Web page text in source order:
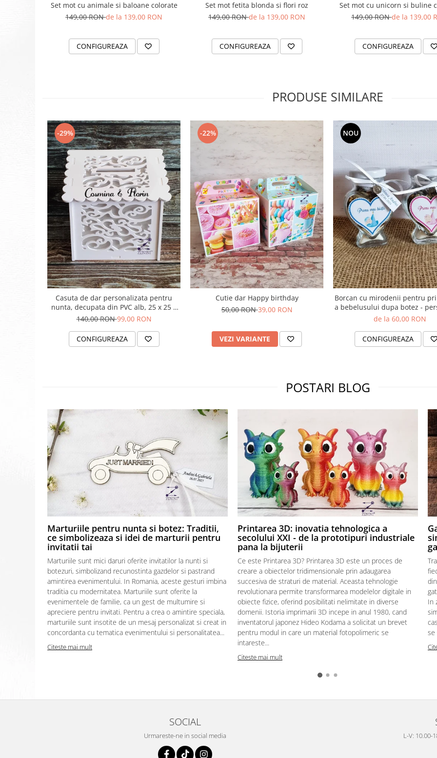
Set mot cu animale si baloane colorate
149,00 RONde la 139,00 RON
CONFIGUREAZA
Set mot fetita blonda si flori roz
149,00 RONde la 139,00 RON
CONFIGUREAZA
Set mot cu unicorn si buline
149,00 RONde la 139,00
CONFIGUREAZA
PRODUSE SIMILARE
-29%
Casuta de dar personalizata pentru
nunta, decupata din PVC alb, 25 x 25 x
30 cm, capacitate de pana la 150 de
140,00 RON99,00 RON
CONFIGUREAZA
-22%
Cutie dar Happy birthday
50,00 RON39,00 RON
VEZI VARIANTE
NOU
Borcan cu mirodenii pentru
a bebelusului dupa botez -
de la 60,00 RON
CONFIGUREAZA
POSTARI BLOG
Marturiile pentru nunta si botez: Traditii,
ce simbolizeaza si idei de marturii pentru
invitatii tai
Marturiile sunt mici daruri oferite invitatilor la nunti si
botezuri, simbolizand recunostinta gazdelor si pastrand
amintirea evenimentului. In Romania, aceste gesturi imbina
traditia cu modernitatea. Marturiile sunt oferite la
evenimentele de familie, ca un gest de multumire si
apreciere pentru invitati. Pentru a crea o amintire speciala,
marturiile sunt insotite de un mesaj personalizat si creat in
concordanta cu tematica evenimentului si personalitatea...
Citeste mai mult
Printarea 3D: inovatia tehnologica a
secolului XXI - de la prototipuri industriale
pana la bijuterii
Ce este Printarea 3D? Printarea 3D este un proces de
creare a obiectelor tridimensionale prin adaugarea
succesiva de straturi de material. Aceasta tehnologie
revolutionara permite transformarea modelelor digitale in
obiecte fizice, oferind posibilitati nelimitate in diverse
domenii. Istoria imprimarii 3D incepe in anul 1980, cand
inventatorul japonez Hideo Kodama a solicitat un brevet
pentru modul in care un material fotopolimeric se
intareste...
Citeste mai mult
In
se
SOCIAL
Urmareste-ne in social media L-V: 10.00-